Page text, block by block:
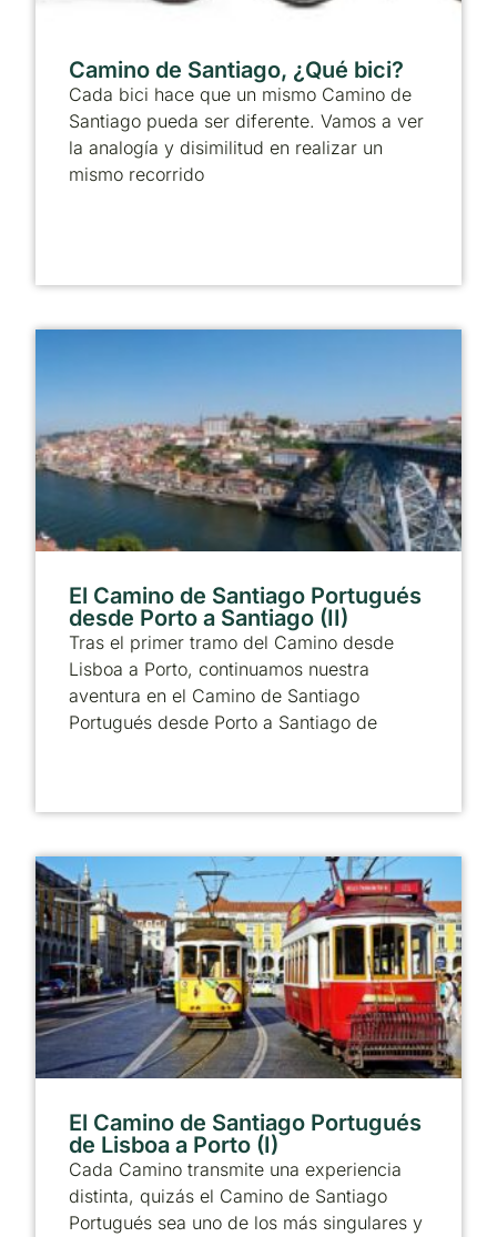
Camino de Santiago, ¿Qué bici?
Cada bici hace que un mismo Camino de
Santiago pueda ser diferente. Vamos a ver
la analogía y disimilitud en realizar un
mismo recorrido
El Camino de Santiago Portugués
desde Porto a Santiago (II)
Tras el primer tramo del Camino desde
Lisboa a Porto, continuamos nuestra
aventura en el Camino de Santiago
Portugués desde Porto a Santiago de
El Camino de Santiago Portugués
de Lisboa a Porto (I)
Cada Camino transmite una experiencia
distinta, quizás el Camino de Santiago
Portugués sea uno de los más singulares y